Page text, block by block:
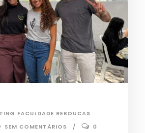
FACULDADE REBOUCAS
SEM COMENTÁRIOS 0